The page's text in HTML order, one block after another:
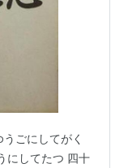
ごにしてがく
にしてたつ 四十